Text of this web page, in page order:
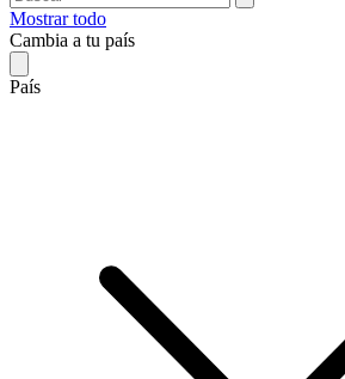
Mostrar todo
Cambia a tu país
País